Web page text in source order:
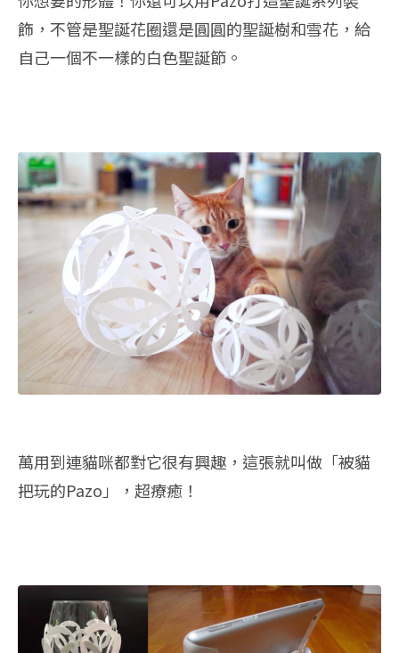
飾，不管是聖誕花圈還是圓圓的聖誕樹和雪花，給
自己一個不一樣的白色聖誕節。
萬用到連貓咪都對它很有興趣，這張就叫做「被貓
把玩的Pazo」，超療癒！